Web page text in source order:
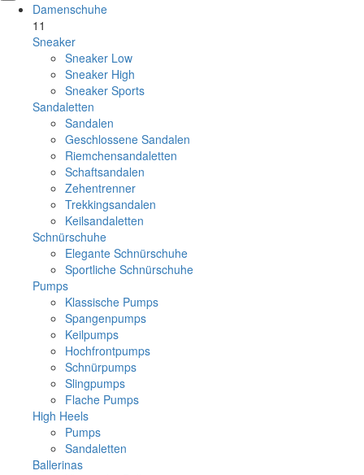
Damenschuhe
11
Sneaker
Sneaker Low
Sneaker High
Sneaker Sports
Sandaletten
Sandalen
Geschlossene Sandalen
Riemchensandaletten
Schaftsandalen
Zehentrenner
Trekkingsandalen
Keilsandaletten
Schnürschuhe
Elegante Schnürschuhe
Sportliche Schnürschuhe
Pumps
Klassische Pumps
Spangenpumps
Keilpumps
Hochfrontpumps
Schnürpumps
Slingpumps
Flache Pumps
High Heels
Pumps
Sandaletten
Ballerinas